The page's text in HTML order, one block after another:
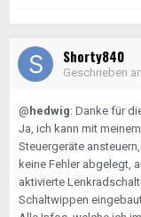
Shorty840
Geschrieben
@ hedwig: Danke für
Ja, ich kann mit
Steuergeräte
keine Fehler abgelegt,
aktivierte
Schaltwippen